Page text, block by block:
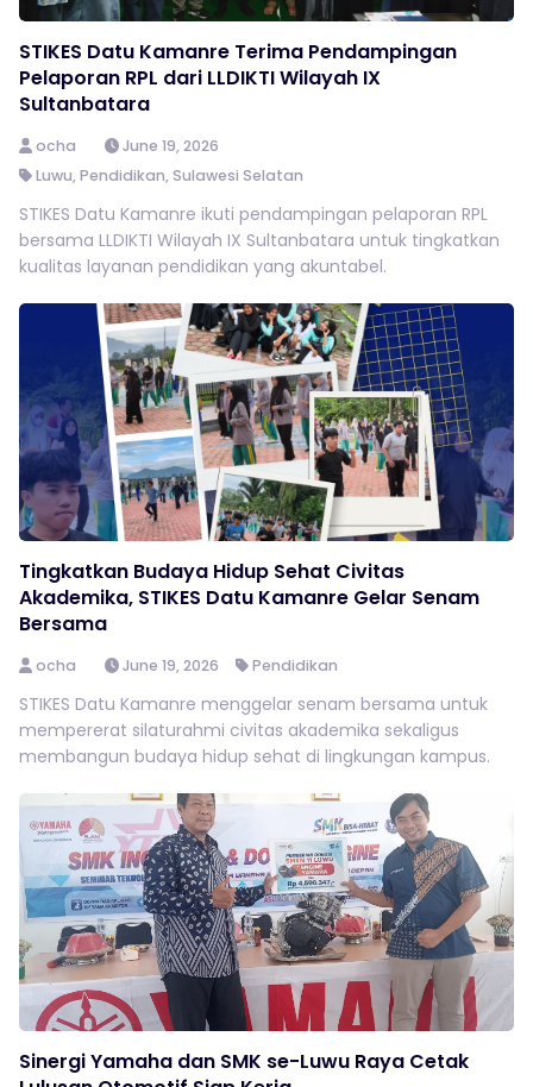
STIKES Datu Kamanre Terima Pendampingan
Pelaporan RPL dari LLDIKTI Wilayah IX
Sultanbatara
ocha
June 19, 2026
Luwu, Pendidikan, Sulawesi Selatan
STIKES Datu Kamanre ikuti pendampingan pelaporan RPL
bersama LLDIKTI Wilayah IX Sultanbatara untuk tingkatkan
kualitas layanan pendidikan yang akuntabel.
Tingkatkan Budaya Hidup Sehat Civitas
Akademika, STIKES Datu Kamanre Gelar Senam
Bersama
ocha June 19, 2026 Pendidikan
STIKES Datu Kamanre menggelar senam bersama untuk
mempererat silaturahmi civitas akademika sekaligus
membangun budaya hidup sehat di lingkungan kampus.
Sinergi Yamaha dan SMK se-Luwu Raya Cetak